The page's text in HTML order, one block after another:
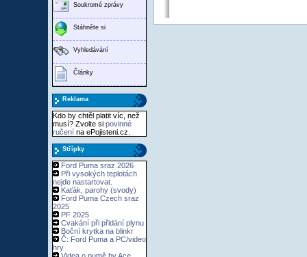
Soukromé zprávy
Stáhněte si
Vyhledávání
Články
Reklama
Kdo by chtěl platit víc, než
musí? Zvolte si povinné
ručení na ePojisteni.cz.
Střípky
Ford Puma sraz 2026
Při vysokých teplotách
nejde nastartovat.
Kaťák, parohy (svody)
Ford Puma Czech sraz
2025
PF 2025
Cvakání při přidání plynu
Boční krytka na blinkr
Č: Ford Puma a PC/video
hry